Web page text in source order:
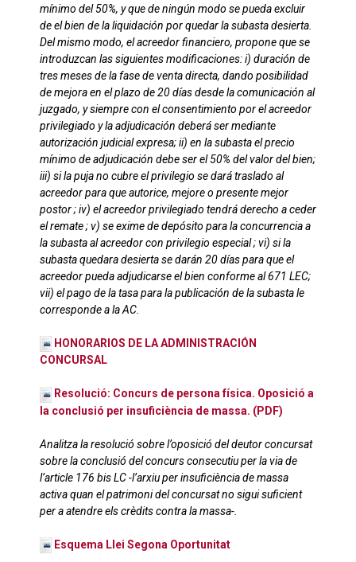
mínimo del 50%, y que de ningún modo se pueda excluir
de el bien de la liquidación por quedar la subasta desierta.
Del mismo modo, el acreedor financiero, propone que se
introduzcan las siguientes modificaciones: i) duración de
tres meses de la fase de venta directa, dando posibilidad
de mejora en el plazo de 20 días desde la comunicación al
juzgado, y siempre con el consentimiento por el acreedor
privilegiado y la adjudicación deberá ser mediante
autorización judicial expresa; ii) en la subasta el precio
mínimo de adjudicación debe ser el 50% del valor del bien;
iii) si la puja no cubre el privilegio se dará traslado al
acreedor para que autorice, mejore o presente mejor
postor ; iv) el acreedor privilegiado tendrá derecho a ceder
el remate ; v) se exime de depósito para la concurrencia a
la subasta al acreedor con privilegio especial ; vi) si la
subasta quedara desierta se darán 20 días para que el
acreedor pueda adjudicarse el bien conforme al 671 LEC;
vii) el pago de la tasa para la publicación de la subasta le
corresponde a la AC.
HONORARIOS DE LA ADMINISTRACIÓN
CONCURSAL
Resolució: Concurs de persona física. Oposició a
la conclusió per insuficiència de massa. (PDF)
Analitza la resolució sobre l’oposició del deutor concursat
sobre la conclusió del concurs consecutiu per la via de
l’article 176 bis LC -l’arxiu per insuficiència de massa
activa quan el patrimoni del concursat no sigui suficient
per a atendre els crèdits contra la massa-.
Esquema Llei Segona Oportunitat